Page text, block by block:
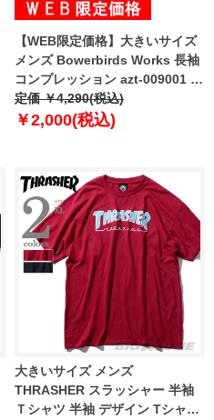
【WEB限定価格】大きいサイズ
メンズ Bowerbirds Works 長袖
コンプレッション azt-009001 緊
急セール
定価 ￥4,290(税込)
￥2,000(税込)
大きいサイズ メンズ
THRASHER スラッシャー 半袖
Ｔシャツ 半袖 デザイン Tシャツ